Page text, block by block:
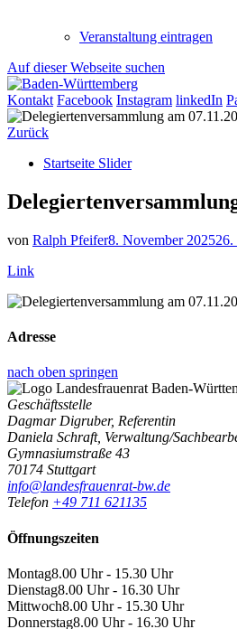
Veranstaltung eintragen
Auf dieser Webseite suchen
Kontakt Facebook Instagram linkedIn
Zurück
Startseite Slider
von Ralph Pfeifer8. November 202526.
Link
Adresse
nach oben springen
Geschäftsstelle
Dagmar Digruber, Referentin
Daniela Schraft, Verwaltung/
Gymnasiumstraße 43
70174 Stuttgart
info@landesfrauenrat-bw.de
Telefon +49 711 621135
Öffnungszeiten
Montag8.00 Uhr - 15.30 Uhr
Dienstag8.00 Uhr - 16.30 Uhr
Mittwoch8.00 Uhr - 15.30 Uhr
Donnerstag8.00 Uhr - 16.30 Uhr